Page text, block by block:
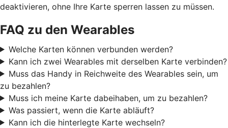
deaktivieren, ohne Ihre Karte sperren lassen zu müssen.
FAQ zu den Wearables
Welche Karten können verbunden werden?
Kann ich zwei Wearables mit derselben Karte verbinden?
Muss das Handy in Reichweite des Wearables sein, um
zu bezahlen?
Muss ich meine Karte dabeihaben, um zu bezahlen?
Was passiert, wenn die Karte abläuft?
Kann ich die hinterlegte Karte wechseln?